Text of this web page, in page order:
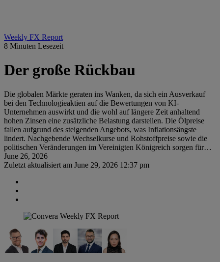
Weekly FX Report
8 Minuten Lesezeit
Der große Rückbau
Die globalen Märkte geraten ins Wanken, da sich ein Ausverkauf
bei den Technologieaktien auf die Bewertungen von KI-
Unternehmen auswirkt und die wohl auf längere Zeit anhaltend
hohen Zinsen eine zusätzliche Belastung darstellen. Die Ölpreise
fallen aufgrund des steigenden Angebots, was Inflationsängste
lindert. Nachgebende Wechselkurse und Rohstoffpreise sowie die
politischen Veränderungen im Vereinigten Königreich sorgen für…
June 26, 2026
Zuletzt aktualisiert am June 29, 2026 12:37 pm